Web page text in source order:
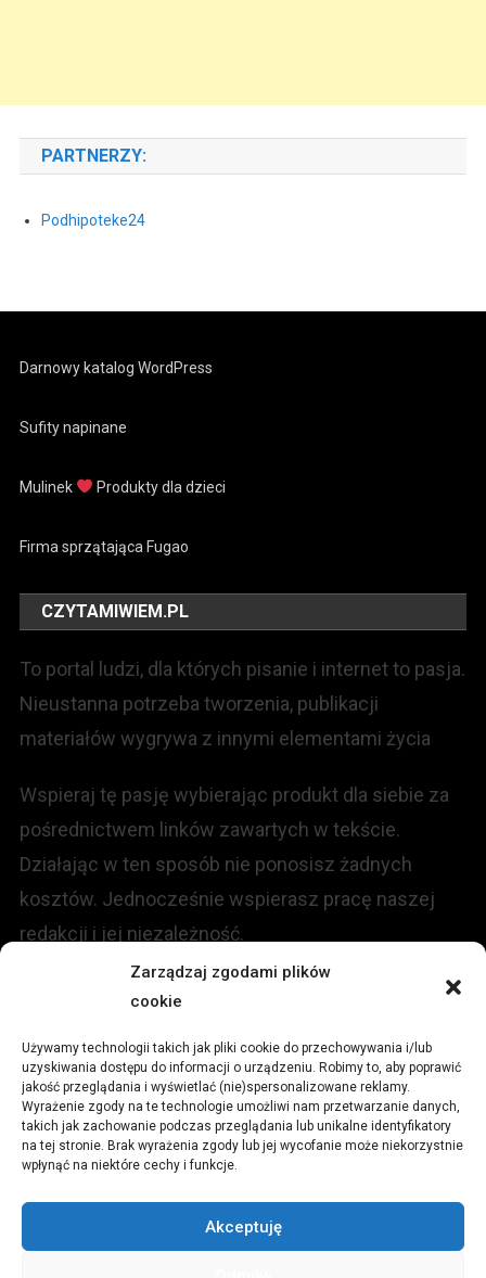
Zarządzaj zgodami plików
cookie
Używamy technologii takich jak pliki cookie do przechowywania i/lub
uzyskiwania dostępu do informacji o urządzeniu. Robimy to, aby poprawić
jakość przeglądania i wyświetlać (nie)spersonalizowane reklamy.
Wyrażenie zgody na te technologie umożliwi nam przetwarzanie danych,
takich jak zachowanie podczas przeglądania lub unikalne identyfikatory
na tej stronie. Brak wyrażenia zgody lub jej wycofanie może niekorzystnie
wpłynąć na niektóre cechy i funkcje.
Akceptuję
PARTNERZY:
Podhipoteke24
Darnowy katalog WordPress
Sufity napinane
Mulinek Produkty dla dzieci
Firma sprzątająca Fugao
CZYTAMIWIEM.PL
To portal ludzi, dla których pisanie i internet to pasja.
Nieustanna potrzeba tworzenia, publikacji
materiałów wygrywa z innymi elementami życia
Wspieraj tę pasję wybierając produkt dla siebie za
pośrednictwem linków zawartych w tekście.
Działając w ten sposób nie ponosisz żadnych
kosztów. Jednocześnie wspierasz pracę naszej
redakcji i jej niezależność.
Redakcja portalu:
ul.Stara 13, 42-600 Tarnowskie Góry
TEL:+48 509 547 822
redakcja@czytamiwiem.pl